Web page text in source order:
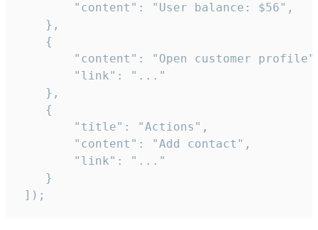
        "content": "User balance: $56",
    },
    {
"content": "Open customer
        "link": "..."
    },
    {
        "title": "Actions",
        "content": "Add contact",
        "link": "..."
    }
]);